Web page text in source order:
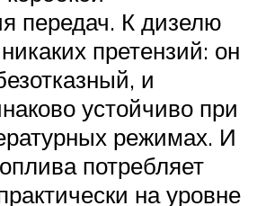
передач. К дизелю
претензий: он
и
устойчиво при
режимах. И
потребляет
на уровне